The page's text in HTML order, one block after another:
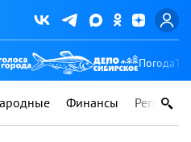
Погода
Финансы Регионы